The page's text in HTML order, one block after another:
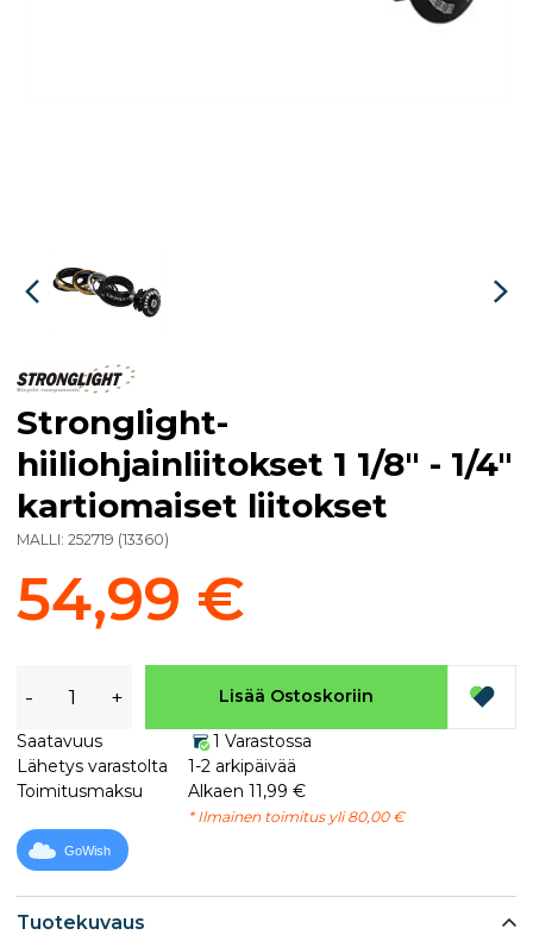
Tuotekuvaus
Stronglight-
hiiliohjainliitokset 1 1/8" - 1/4"
kartiomaiset liitokset
MALLI: 252719 (13360)
54,99 €
- + Lisää Ostoskoriin
Saatavuus
1 Varastossa
Lähetys varastolta
1-2 arkipäivää
Toimitusmaksu
Alkaen 11,99 €
* Ilmainen toimitus yli 80,00 €
GoWish